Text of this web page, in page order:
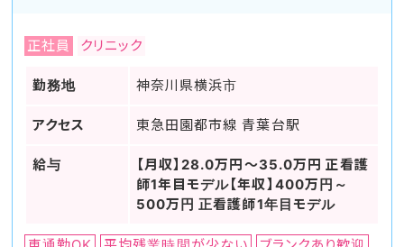
正社員 クリニック
勤務地 神奈川県横浜市
アクセス 東急田園都市線 青葉台駅
給与
【月収】28.0万円～35.0万円 正看護
師1年目モデル【年収】400万円～
500万円 正看護師1年目モデル